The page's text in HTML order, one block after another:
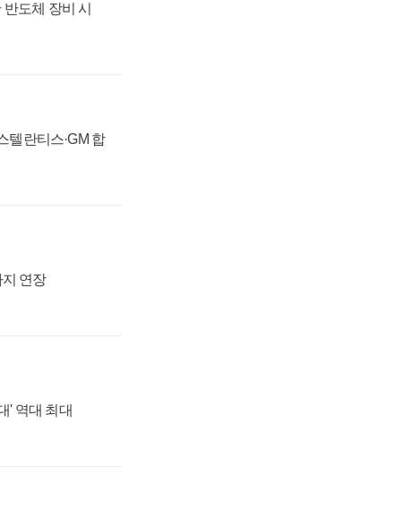
도체 장비 시
텔란티스·GM 합
연장
' 역대 최대